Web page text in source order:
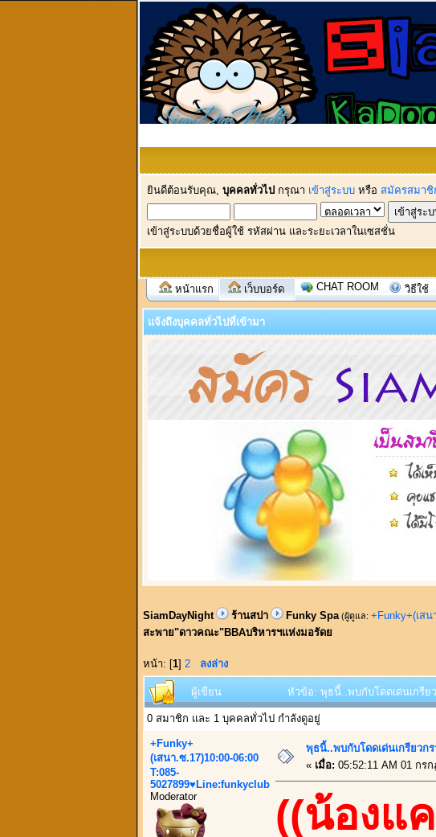
ยินดีต้อนรับคุณ, บุคคลทั่วไป กรุณา เข้าสู่ระบบ หรือ สมัครสมาชิ
เข้าสู่ระบบด้วยชื่อผู้ใช้ รหัสผ่าน และระยะเวลาในเซสชั่น
หน้าแรก เว็บบอร์ด CHAT ROOM วิธีใช้
แจ้งถึงบุคคลทั่วไปที่เข้ามา
SiamDayNight ร้านสปา Funky Spa (ผู้ดูแล: +Funky+(เสน
สะพาย"ดาวคณะ"BBAบริหารฯแห่งมอรัดย
หน้า: [1] 2 ลงล่าง
ผู้เขียน หัวข้อ: พุธนี้..พบกับโดดเด่นเกรีย
0 สมาชิก และ 1 บุคคลทั่วไป กำลังดูอยู่
+Funky+
(เสนา.ซ.17)10:00-06:00
T:085-
5027899♥Line:funkyclub
Moderator
พุธนี้..พบกับโดดเด่นเกรียวก
« เมื่อ: 05:52:11 AM 01 กร
((น้องแ